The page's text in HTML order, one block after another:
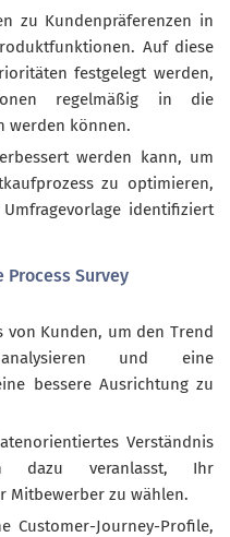
zu Kundenpräferenzen in
Auf diese
festgelegt werden,
regelmäßig in die
werden können.
werden kann, um
zu optimieren,
identifiziert
Process Survey
von Kunden, um den Trend
und eine
bessere Ausrichtung zu
Verständnis
dazu veranlasst, Ihr
Mitbewerber zu wählen.
Customer-Journey-Profile,